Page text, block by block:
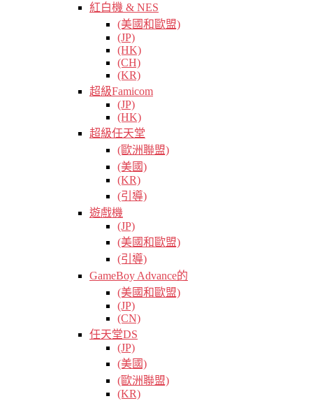
紅白機 & NES
(美國和歐盟)
(JP)
(HK)
(CH)
(KR)
超級Famicom
(JP)
(HK)
超級任天堂
(歐洲聯盟)
(美國)
(KR)
(引導)
遊戲機
(JP)
(美國和歐盟)
(引導)
GameBoy Advance的
(美國和歐盟)
(JP)
(CN)
任天堂DS
(JP)
(美國)
(歐洲聯盟)
(KR)